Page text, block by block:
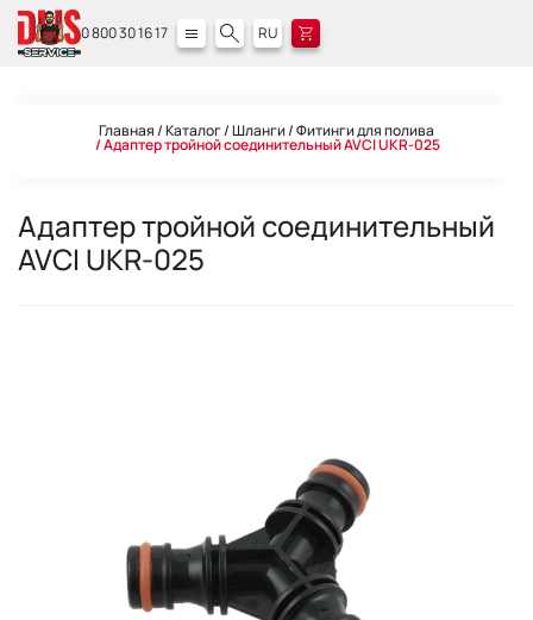
0 800 30 16 17 RU
Главная Каталог Шланги Фитинги для полива
Адаптер тройной соединительный AVCI UKR-025
Адаптер тройной соединительный
AVCI UKR-025